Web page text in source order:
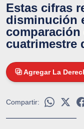
Estas cifras
disminución
cuatrimestre
Agregar La
Compartir: